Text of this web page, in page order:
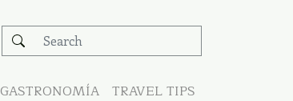
GASTRONOMÍA TRAVEL TIPS